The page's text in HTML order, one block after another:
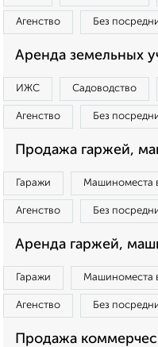
Агенство Без
Аренда земельных
ИЖС Садоводство
Агенство Без
Продажа гаржей,
Гаражи Машиноместа
Агенство Без
Аренда гаржей,
Гаражи Машиноместа
Агенство Без
Продажа